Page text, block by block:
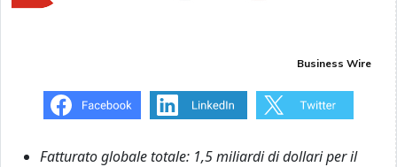
Business Wire
Fatturato globale totale: 1,5 miliardi di dollari per il